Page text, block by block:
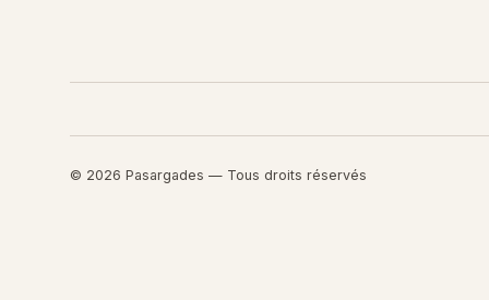
© 2026 Pasargades — Tous droits réservés